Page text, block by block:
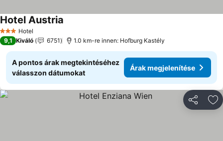
3 Kategória
Hotel
Hotel Austria
9,1 Kiváló 6751 1.0 km-re innen: Hofburg Kastély
A pontos árak megtekintéséhez
válasszon dátumokat
Árak megjelenítése